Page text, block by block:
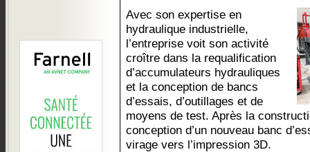
Avec son expertise en
hydraulique industrielle,
l’entreprise voit son activité
croître dans la requalification
d’accumulateurs hydrauliques
et la conception de bancs
d’essais, d’outillages et de
moyens de test. Après la
conception d’un nouveau banc
virage vers l’impression 3D.